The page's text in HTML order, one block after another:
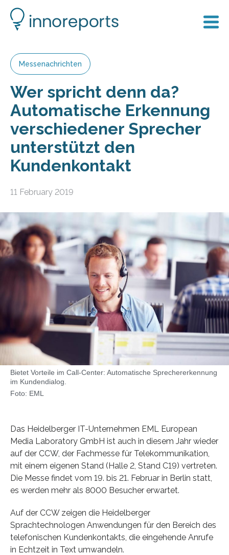
Messenachrichten
Wer spricht denn da?
Automatische Erkennung
verschiedener Sprecher
unterstützt den
Kundenkontakt
11 February 2019
Bietet Vorteile im Call-Center: Automatische Sprechererkennung
im Kundendialog.
Foto: EML
Das Heidelberger IT-Unternehmen EML European
Media Laboratory GmbH ist auch in diesem Jahr wieder
auf der CCW, der Fachmesse für Telekommunikation,
mit einem eigenen Stand (Halle 2, Stand C19) vertreten.
Die Messe findet vom 19. bis 21. Februar in Berlin statt,
es werden mehr als 8000 Besucher erwartet.
Auf der CCW zeigen die Heidelberger
Sprachtechnologen Anwendungen für den Bereich des
telefonischen Kundenkontakts, die eingehende Anrufe
in Echtzeit in Text umwandeln.